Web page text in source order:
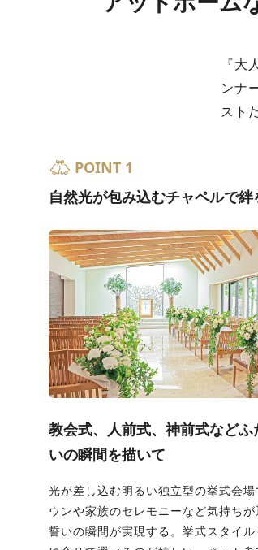
『大
ンナ
スト
POINT 1
自然光が包み込むチャペルで
教会式、人前式、神前式などふ
いの瞬間を描いて
光が差し込む明るい独立型の挙式会
ウンや家族のセレモニーなど気持ち
誓いの瞬間が実現する。挙式スタイ